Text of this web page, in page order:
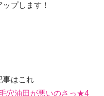
プします！
事はこれ
穴油田が悪いのさっ★4